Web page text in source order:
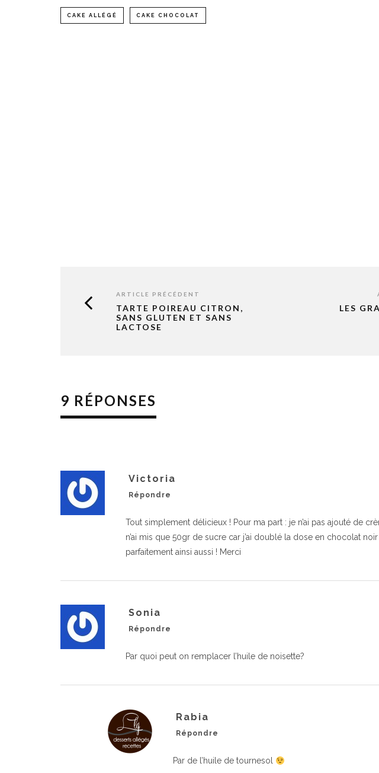
CAKE ALLÉGÉ CAKE CHOCOLAT
ARTICLE PRÉCÉDENT
TARTE POIREAU CITRON,
SANS GLUTEN ET SANS
LACTOSE
LES
9 RÉPONSES
Victoria
Répondre
Tout simplement délicieux ! Pour ma part : je n’ai pas ajouté de
n’ai mis que 50gr de sucre car j’ai doublé la dose en chocolat
parfaitement ainsi aussi ! Merci
Sonia
Répondre
Par quoi peut on remplacer l’huile de noisette?
Rabia
Répondre
Par de l’huile de tournesol